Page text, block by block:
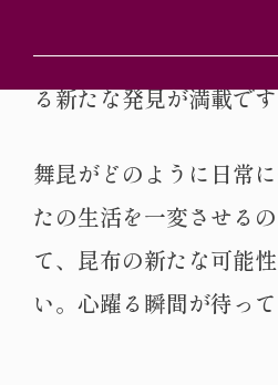
ました。その内容は、
る新たな発見が満載で
舞昆がどのように日常
たの生活を一変させる
て、昆布の新たな可能
い。心躍る瞬間が待っ